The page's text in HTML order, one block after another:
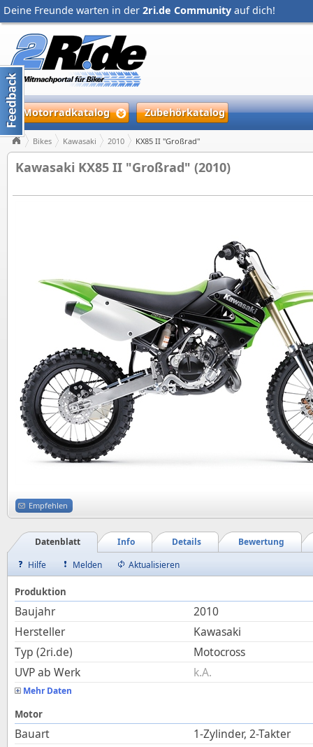
Deine Freunde warten in der 2ri.de Community auf dich!
Motorradkatalog Zubehörkatalog
Bikes Kawasaki 2010 KX85 II "Großrad"
Kawasaki KX85 II "Großrad" (2010)
Empfehlen
Bewertung
Details
Info
Datenblatt
Hilfe
Melden Aktualisieren
Produktion
Baujahr
2010
Hersteller
Kawasaki
Typ (2ri.de)
Motocross
UVP ab Werk
k.A.
Mehr Daten
Motor
Bauart
1-Zylinder, 2-Takter